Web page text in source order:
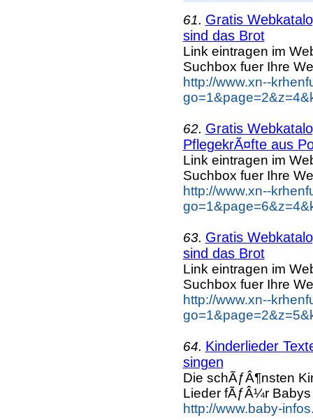
61. Gratis
sind das Brot
Link eintragen im
Suchbox fuer Ihre
http://www.xn--
62. Gratis
PflegekrÃ¤fte aus
Link eintragen im
Suchbox fuer Ihre
http://www.xn--
63. Gratis
sind das Brot
Link eintragen im
Suchbox fuer Ihre
http://www.xn--
64. Kinderlieder
singen
Die schÃƒÂ¶nsten
Lieder fÃƒÂ¼r Babys
http://www.baby-